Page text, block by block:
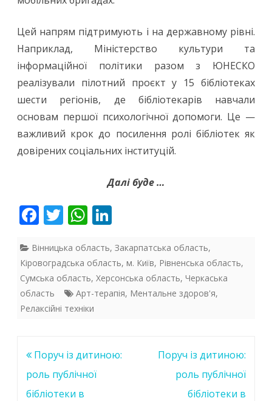
Цей напрям підтримують і на державному рівні.
Наприклад, Міністерство культури та
інформаційної політики разом з ЮНЕСКО
реалізували пілотний проєкт у 15 бібліотеках
шести регіонів, де бібліотекарів навчали
основам першої психологічної допомоги. Це —
важливий крок до посилення ролі бібліотек як
довірених соціальних інституцій.
Далі буде …
F
e
b
o
o
T
itt
er
W
at
s
A
p
k
e
dI
Вінницька область, Закарпатська область,
Кіровоградська область, м. Київ, Рівненська область,
Сумська область, Херсонська область, Черкаська
область
Арт-терапія, Ментальне здоров'я,
Релаксійні техніки
Навігація
записів
Поруч із дитиною:
роль публічної
бібліотеки в
Поруч із дитиною:
роль публічної
бібліотеки в